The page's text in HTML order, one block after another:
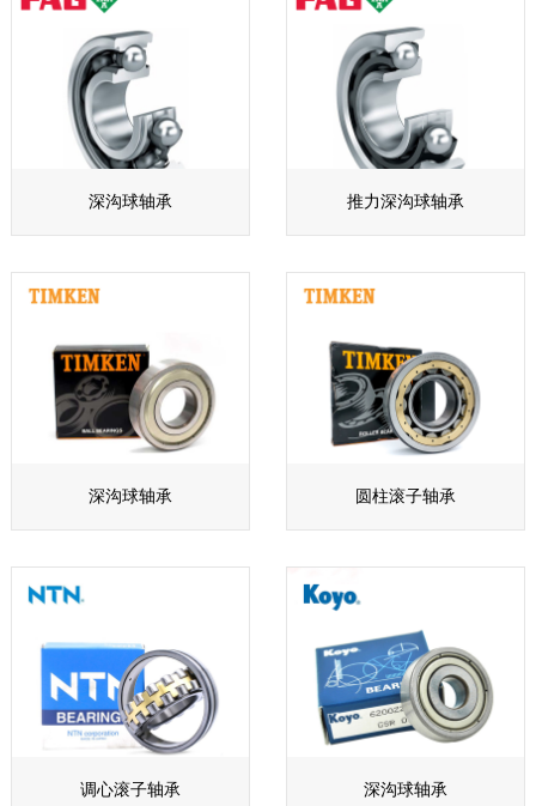
深沟球轴承 推力深沟球轴承
深沟球轴承 圆柱滚子轴承
调心滚子轴承 深沟球轴承